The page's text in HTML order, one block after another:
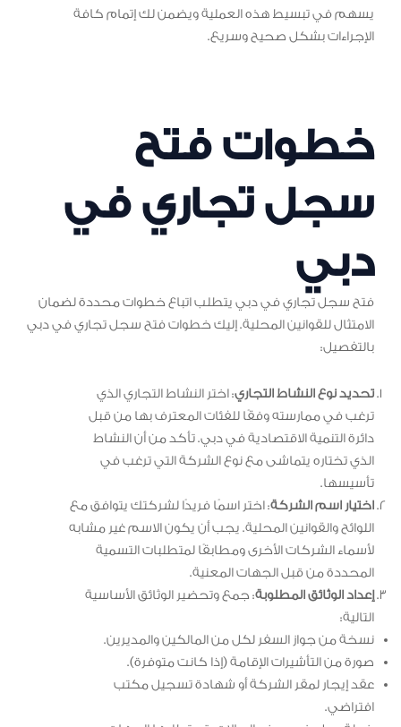
يسهم في تبسيط هذه العملية ويضمن لك إتمام كافة
الإجراءات بشكل صحيح وسريع.
خطوات فتح
سجل تجاري في
دبي
فتح سجل تجاري في دبي يتطلب اتباع خطوات محددة لضمان
الامتثال للقوانين المحلية. إليك خطوات فتح سجل تجاري في دبي
بالتفصيل:
تحديد نوع النشاط التجاري: اختر النشاط التجاري الذي
ترغب في ممارسته وفقًا للفئات المعترف بها من قبل
دائرة التنمية الاقتصادية في دبي. تأكد من أن النشاط
الذي تختاره يتماشى مع نوع الشركة التي ترغب في
تأسيسها.
اختيار اسم الشركة: اختر اسمًا فريدًا لشركتك يتوافق مع
اللوائح والقوانين المحلية. يجب أن يكون الاسم غير مشابه
لأسماء الشركات الأخرى ومطابقًا لمتطلبات التسمية
المحددة من قبل الجهات المعنية.
إعداد الوثائق المطلوبة: جمع وتحضير الوثائق الأساسية
التالية:
نسخة من جواز السفر لكل من المالكين والمديرين.
صورة من التأشيرات الإقامة (إذا كانت متوفرة).
عقد إيجار لمقر الشركة أو شهادة تسجيل مكتب
افتراضي.